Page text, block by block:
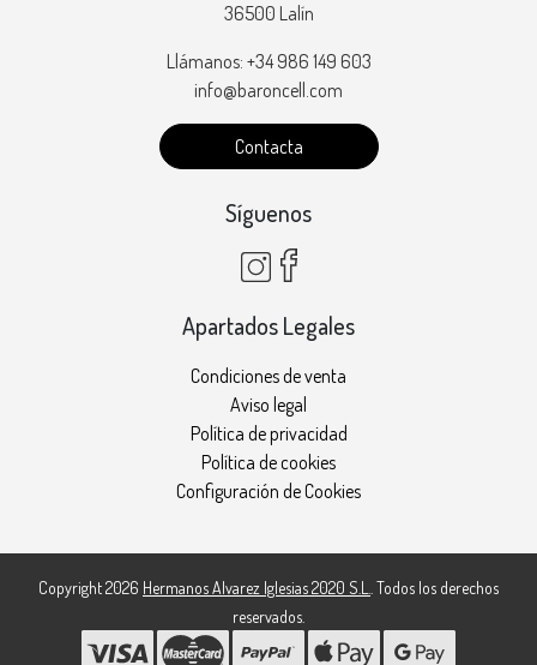
36500 Lalín
Llámanos: +34 986 149 603
info@baroncell.com
Contacta
Síguenos
Apartados Legales
Condiciones de venta
Aviso legal
Política de privacidad
Política de cookies
Configuración de Cookies
Copyright 2026 Hermanos Alvarez Iglesias 2020 S.L.. Todos los derechos
reservados.